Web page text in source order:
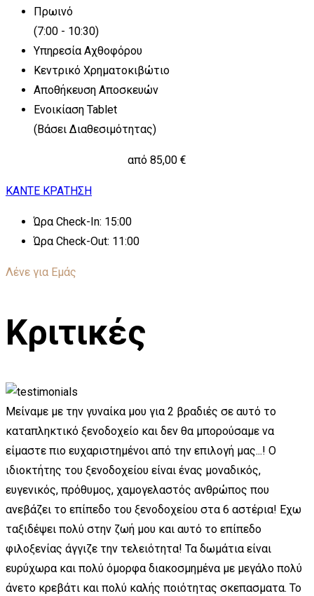
Πρωινό
(7:00 - 10:30)
Υπηρεσία Αχθοφόρου
Κεντρικό Χρηματοκιβώτιο
Αποθήκευση Αποσκευών
Ενοικίαση Tablet
(Βάσει Διαθεσιμότητας)
από 85,00 €
ΚΑΝΤΕ ΚΡΑΤΗΣΗ
Ώρα Check-In: 15:00
Ώρα Check-Out: 11:00
Λένε για Εμάς
Κριτικές
Μείναμε με την γυναίκα μου για 2 βραδιές σε αυτό το
καταπληκτικό ξενοδοχείο και δεν θα μπορούσαμε να
είμαστε πιο ευχαριστημένοι από την επιλογή μας...! Ο
ιδιοκτήτης του ξενοδοχείου είναι ένας μοναδικός,
ευγενικός, πρόθυμος, χαμογελαστός ανθρώπος που
ανεβάζει το επίπεδο του ξενοδοχείου στα 6 αστέρια! Εχω
ταξιδέψει πολύ στην ζωή μου και αυτό το επίπεδο
φιλοξενίας άγγιζε την τελειότητα! Τα δωμάτια είναι
ευρύχωρα και πολύ όμορφα διακοσμημένα με μεγάλο πολύ
άνετο κρεβάτι και πολύ καλής ποιότητας σκεπασματα. Το